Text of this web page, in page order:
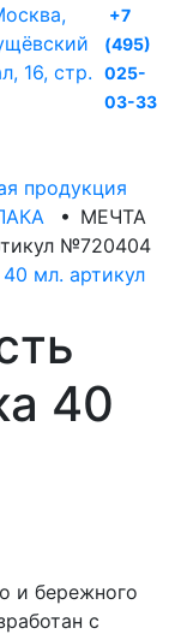
16, стр.
+7
(495)
025-
03-33
продукция
• МЕЧТА
№720404
40
и бережного
с